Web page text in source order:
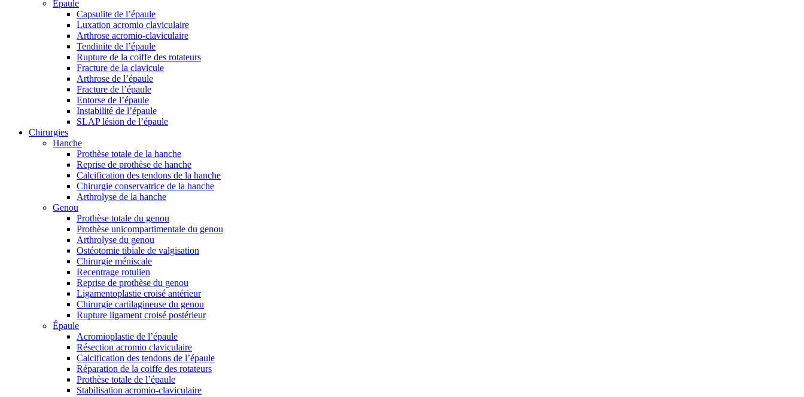
Épaule
Capsulite de l’épaule
Luxation acromio claviculaire
Arthrose acromio-claviculaire
Tendinite de l’épaule
Rupture de la coiffe des rotateurs
Fracture de la clavicule
Arthrose de l’épaule
Fracture de l’épaule
Entorse de l’épaule
Instabilité de l’épaule
SLAP lésion de l’épaule
Chirurgies
Hanche
Prothèse totale de la hanche
Reprise de prothèse de hanche
Calcification des tendons de la hanche
Chirurgie conservatrice de la hanche
Arthrolyse de la hanche
Genou
Prothèse totale du genou
Prothèse unicompartimentale du genou
Arthrolyse du genou
Ostéotomie tibiale de valgisation
Chirurgie méniscale
Recentrage rotulien
Reprise de prothèse du genou
Ligamentoplastie croisé antérieur
Chirurgie cartilagineuse du genou
Rupture ligament croisé postérieur
Épaule
Acromioplastie de l’épaule
Résection acromio claviculaire
Calcification des tendons de l’épaule
Réparation de la coiffe des rotateurs
Prothèse totale de l’épaule
Stabilisation acromio-claviculaire